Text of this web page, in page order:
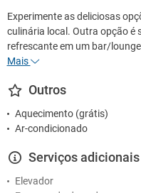
Experimente as deliciosas
culinária local. Outra opção é
refrescante em um bar/
Mais
Outros
Aquecimento (grátis)
Ar-condicionado
Serviços adicionais
Elevador